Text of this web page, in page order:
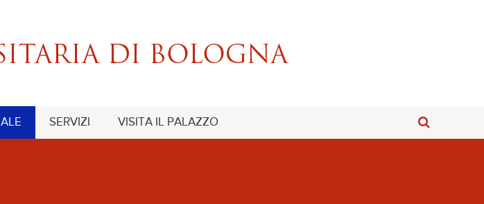
SERVIZI VISITA IL PALAZZO